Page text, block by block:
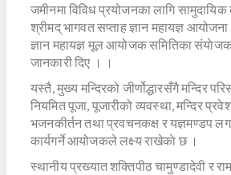
जमीनमा विविध प्रयोजनका लागि सामुदायिक
श्रीमद् भागवत सप्ताह ज्ञान महायज्ञ आयोजना
ज्ञान महायज्ञ मूल आयोजक समितिका
जानकारी दिए । ।
यस्तै, मुख्य मन्दिरको जीर्णोद्धारसँगै मन्दिर
नियमित पूजा, पूजारीको व्यवस्था, मन्दिर
भजनकीर्तन तथा प्रवचनकक्ष र यज्ञमण्डप
कार्यगर्ने आयोजकले लक्ष्य राखेकाे छ ।
स्थानीय प्रख्यात शक्तिपीठ चामुण्डादेवी र